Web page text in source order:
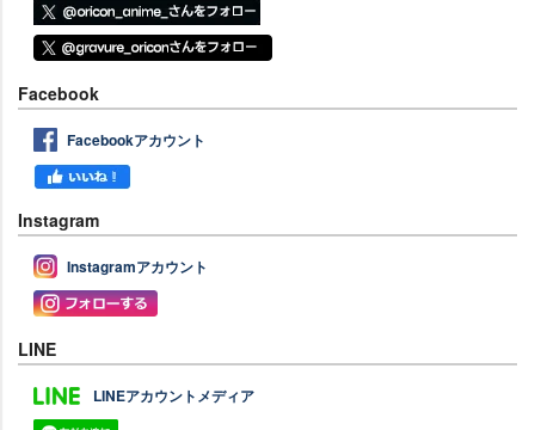
Facebook
Facebookアカウント
Instagram
Instagramアカウント
LINE
LINEアカウントメディア